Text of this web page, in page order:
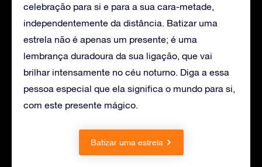
celebração para si e para a sua cara-metade,
independentemente da distância. Batizar uma
estrela não é apenas um presente; é uma
lembrança duradoura da sua ligação, que vai
brilhar intensamente no céu noturno. Diga a essa
pessoa especial que ela significa o mundo para si,
com este presente mágico.
Batizar uma estrela